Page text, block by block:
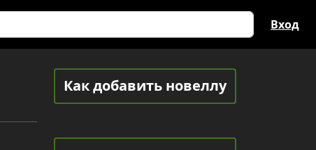
Вход
Как добавить новеллу